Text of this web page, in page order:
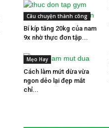
Câu chuyện thành công
Bí kíp tăng 20kg của nam
9x nhờ thực đơn tập...
Mẹo Hay
Cách làm mứt dừa vừa
ngon dẻo lại đẹp mắt
chỉ...